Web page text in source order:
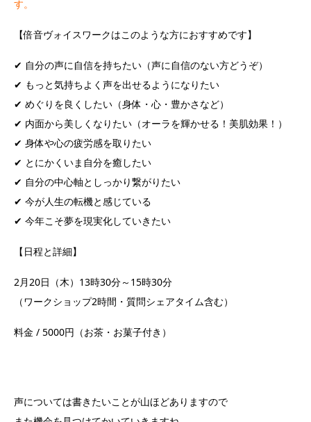
す。
【倍音ヴォイスワークはこのような方におすすめです】
✔︎ 自分の声に自信を持ちたい（声に自信のない方どうぞ）
✔︎ もっと気持ちよく声を出せるようになりたい
✔︎ めぐりを良くしたい（身体・心・豊かさなど）
✔︎ 内面から美しくなりたい（オーラを輝かせる！美肌効果！）
✔︎ 身体や心の疲労感を取りたい
✔︎ とにかくいま自分を癒したい
✔︎ 自分の中心軸としっかり繋がりたい
✔︎ 今が人生の転機と感じている
✔︎ 今年こそ夢を現実化していきたい
【日程と詳細】
2月20日（木）13時30分～15時30分
（ワークショップ2時間・質問シェアタイム含む）
料金 / 5000円（お茶・お菓子付き）
声については書きたいことが山ほどありますので